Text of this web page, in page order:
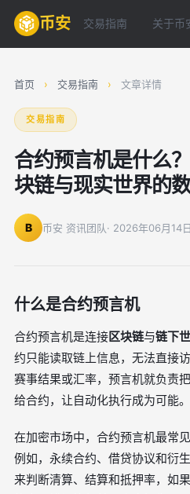
币安 交易指南 关于币
首页 › 交易指南 › 文章详情
交易指南
合约预言机是什么
块链与现实世界的
B 币安 资讯团队· 2026年06月14日
什么是合约预言机
合约预言机是连接区块链与链下
约只能读取链上信息，无法直接
赛事结果或汇率，预言机就负责
给合约，让自动化执行成为可能。
在加密市场中，合约预言机最常
例如，永续合约、借贷协议和衍
来判断清算、结算和抵押率，如